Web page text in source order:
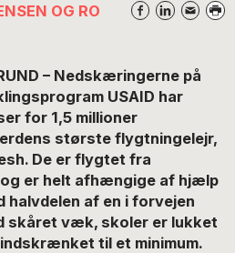
OG RO
– Nedskæringerne på
USAID har
for 1,5 millioner
største flygtningelejr,
De er flygtet fra
og er helt afhængige af hjælp
halvdelen af en i forvejen
skåret væk, skoler er lukket
til et minimum.